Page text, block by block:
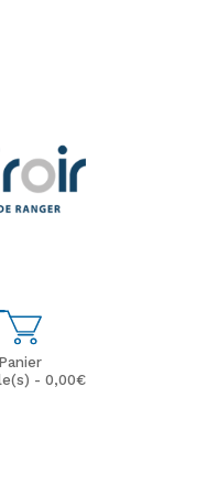
Panier
- 0,00€